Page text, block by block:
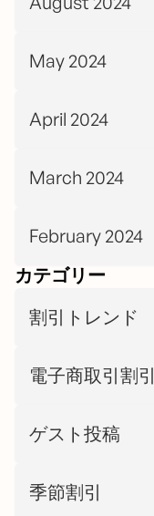
May 2024
April 2024
March 2024
February 2024
カテゴリー
割引トレンド
電子商取引割引
ゲスト投稿
季節割引